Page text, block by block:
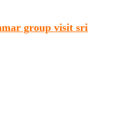
group visit sri